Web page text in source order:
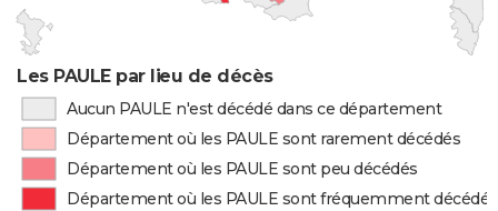
Les PAULE par lieu de décès
Aucun PAULE n'est décédé dans ce département
Département où les PAULE sont rarement décédés
Département où les PAULE sont peu décédés
Département où les PAULE sont fréquemment décédés